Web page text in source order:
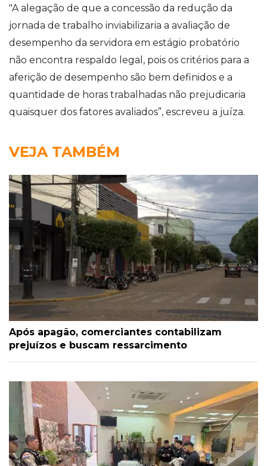
"A alegação de que a concessão da redução da
jornada de trabalho inviabilizaria a avaliação de
desempenho da servidora em estágio probatório
não encontra respaldo legal, pois os critérios para a
aferição de desempenho são bem definidos e a
quantidade de horas trabalhadas não prejudicaria
quaisquer dos fatores avaliados”, escreveu a juíza.
VEJA TAMBÉM
Após apagão, comerciantes contabilizam
prejuízos e buscam ressarcimento